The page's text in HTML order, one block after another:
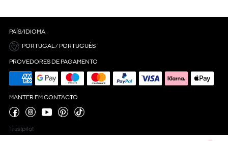
PAÍS/IDIOMA
PORTUGAL / PORTUGUÊS
PROVEDORES DE PAGAMENTO
MANTER EM CONTACTO
Trustpilot